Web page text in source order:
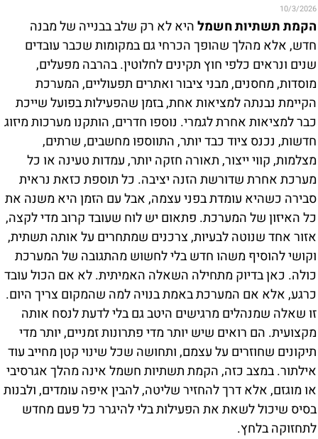
10/3/2026
הקמת תשתיות חשמלהיא לא רק שלב בבנייה של מבנה
חדש, אלא מהלך שהופך הכרחי גם במקומות שכבר עובדים
שנים ונראים כלפי חוץ תקינים לחלוטין. בהרבה מפעלים,
מוסדות, מחסנים, מבני ציבור ואתרים תפעוליים, המערכת
הקיימת נבנתה למציאות אחת, בזמן שהפעילות בפועל שייכת
כבר למציאות אחרת לגמרי. נוספו חדרים, הותקנו מערכות מיזוג
חדשות, נכנס ציוד כבד יותר, התווספו מחשבים, שרתים,
מצלמות, קווי ייצור, תאורה חזקה יותר, עמדות טעינה או כל
מערכת אחרת שדורשת הזנה יציבה. כל תוספת כזאת נראית
סבירה כשהיא עומדת בפני עצמה, אבל עם הזמן היא משנה את
כל האיזון של המערכת. פתאום יש לוח שעובד קרוב מדי לקצה,
אזור אחד שנוטה לבעיות, צרכנים שמתחרים על אותה תשתית,
וקושי להוסיף משהו חדש בלי לחשוש מהתגובה של המערכת
כולה. כאן בדיוק מתחילה השאלה האמיתית. לא אם הכול עובד
כרגע, אלא אם המערכת באמת בנויה למה שהמקום צריך היום.
זו שאלה שמנהלים מרגישים היטב גם בלי לדעת לנסח אותה
מקצועית. הם רואים שיש יותר מדי פתרונות זמניים, יותר מדי
תיקונים שחוזרים על עצמם, ותחושה שכל שינוי קטן מחייב עוד
אילתור. במצב כזה, הקמת תשתיות חשמל אינה מהלך אגרסיבי
או מוגזם, אלא דרך להחזיר שליטה, להבין איפה עומדים, ולבנות
בסיס שיכול לשאת את הפעילות בלי להיגרר כל פעם מחדש
לתחזוקה בלחץ.